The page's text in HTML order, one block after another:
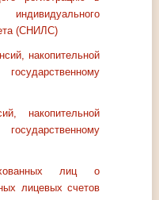
(СНИЛС)
накопительной
накопительной
лиц о
лицевых счетов